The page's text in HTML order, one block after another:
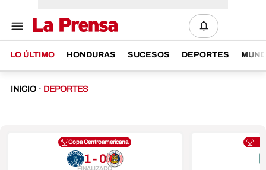
LO ÚLTIMO HONDURAS SUCESOS DEPORTES
INICIO · DEPORTES
Copa Centroamericana
1 - 0
FINALIZADO